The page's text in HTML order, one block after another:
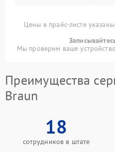
Цены в прайс-листе
Мы проверим ваше
Преимущества
Braun
18
сотрудников в штате